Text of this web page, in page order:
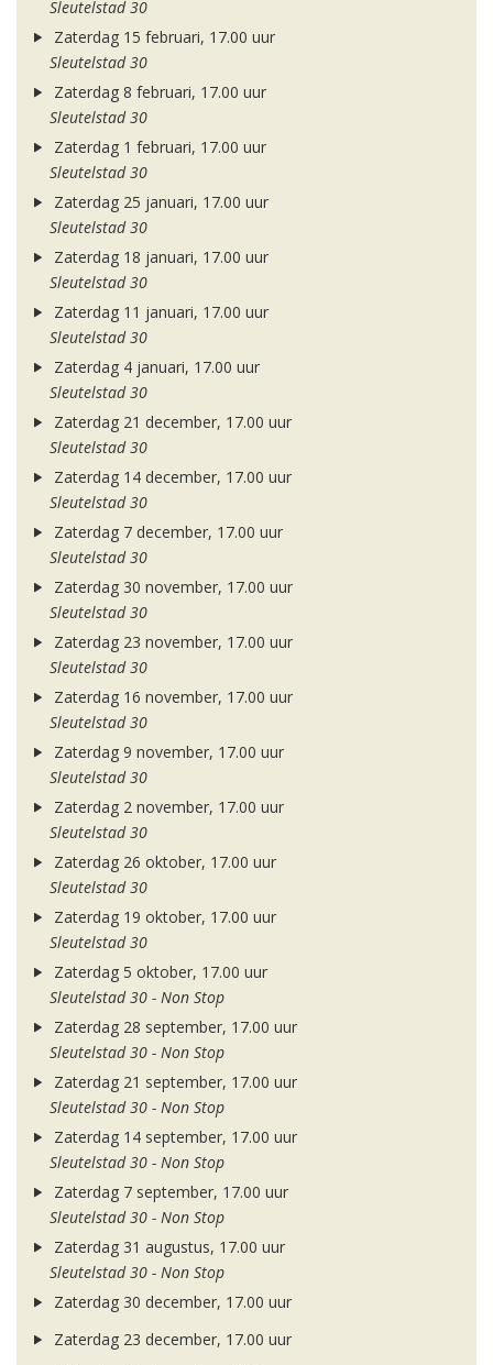
Sleutelstad 30
Zaterdag 15 februari, 17.00 uur
Sleutelstad 30
Zaterdag 8 februari, 17.00 uur
Sleutelstad 30
Zaterdag 1 februari, 17.00 uur
Sleutelstad 30
Zaterdag 25 januari, 17.00 uur
Sleutelstad 30
Zaterdag 18 januari, 17.00 uur
Sleutelstad 30
Zaterdag 11 januari, 17.00 uur
Sleutelstad 30
Zaterdag 4 januari, 17.00 uur
Sleutelstad 30
Zaterdag 21 december, 17.00 uur
Sleutelstad 30
Zaterdag 14 december, 17.00 uur
Sleutelstad 30
Zaterdag 7 december, 17.00 uur
Sleutelstad 30
Zaterdag 30 november, 17.00 uur
Sleutelstad 30
Zaterdag 23 november, 17.00 uur
Sleutelstad 30
Zaterdag 16 november, 17.00 uur
Sleutelstad 30
Zaterdag 9 november, 17.00 uur
Sleutelstad 30
Zaterdag 2 november, 17.00 uur
Sleutelstad 30
Zaterdag 26 oktober, 17.00 uur
Sleutelstad 30
Zaterdag 19 oktober, 17.00 uur
Sleutelstad 30
Zaterdag 5 oktober, 17.00 uur
Sleutelstad 30 - Non Stop
Zaterdag 28 september, 17.00 uur
Sleutelstad 30 - Non Stop
Zaterdag 21 september, 17.00 uur
Sleutelstad 30 - Non Stop
Zaterdag 14 september, 17.00 uur
Sleutelstad 30 - Non Stop
Zaterdag 7 september, 17.00 uur
Sleutelstad 30 - Non Stop
Zaterdag 31 augustus, 17.00 uur
Sleutelstad 30 - Non Stop
Zaterdag 30 december, 17.00 uur
Zaterdag 23 december, 17.00 uur